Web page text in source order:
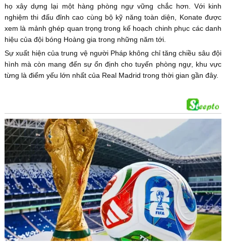
họ xây dựng lại một hàng phòng ngự vững chắc hơn. Với kinh
nghiệm thi đấu đỉnh cao cùng bộ kỹ năng toàn diện, Konate được
xem là mảnh ghép quan trọng trong kế hoạch chinh phục các danh
hiệu của đội bóng Hoàng gia trong những năm tới.
Sự xuất hiện của trung vệ người Pháp không chỉ tăng chiều sâu đội
hình mà còn mang đến sự ổn định cho tuyến phòng ngự, khu vực
từng là điểm yếu lớn nhất của Real Madrid trong thời gian gần đây.